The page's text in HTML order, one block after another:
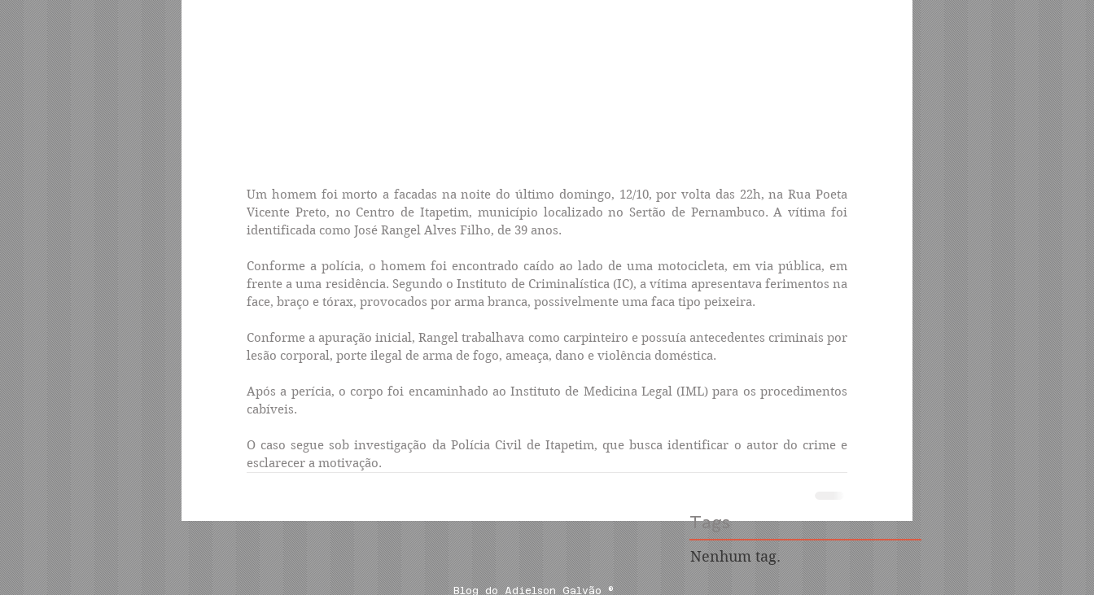
Um homem foi morto a facadas na noite do último domingo, 12/10, por volta das 22h, na Rua Poeta
Vicente Preto, no Centro de Itapetim, município localizado no Sertão de Pernambuco. A vítima foi
identificada como José Rangel Alves Filho, de 39 anos.
Conforme a polícia, o homem foi encontrado caído ao lado de uma motocicleta, em via pública, em
frente a uma residência. Segundo o Instituto de Criminalística (IC), a vítima apresentava ferimentos na
face, braço e tórax, provocados por arma branca, possivelmente uma faca tipo peixeira.
Conforme a apuração inicial, Rangel trabalhava como carpinteiro e possuía antecedentes criminais por
lesão corporal, porte ilegal de arma de fogo, ameaça, dano e violência doméstica.
Após a perícia, o corpo foi encaminhado ao Instituto de Medicina Legal (IML) para os procedimentos
cabíveis.
O caso segue sob investigação da Polícia Civil de Itapetim, que busca identificar o autor do crime e
esclarecer a motivação.
Tags
Nenhum tag.
Blog do Adielson Galvão ®